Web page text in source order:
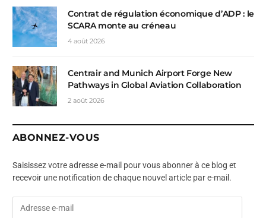
Contrat de régulation économique d’ADP : le
SCARA monte au créneau
4 août 2026
Centrair and Munich Airport Forge New
Pathways in Global Aviation Collaboration
2 août 2026
ABONNEZ-VOUS
Saisissez votre adresse e-mail pour vous abonner à ce blog et
recevoir une notification de chaque nouvel article par e-mail.